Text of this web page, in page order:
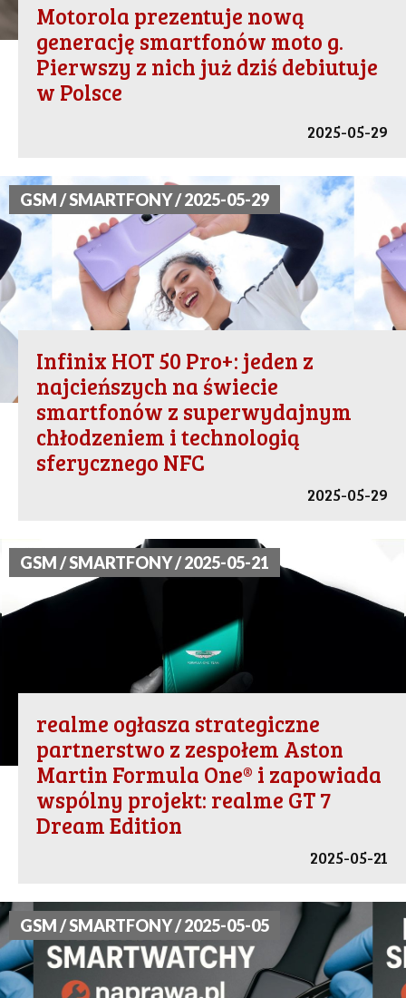
Motorola prezentuje nową
generację smartfonów moto g.
Pierwszy z nich już dziś debiutuje
w Polsce
2025-05-29
GSM / SMARTFONY / 2025-05-29
Infinix HOT 50 Pro+: jeden z
najcieńszych na świecie
smartfonów z superwydajnym
chłodzeniem i technologią
sferycznego NFC
2025-05-29
GSM / SMARTFONY / 2025-05-21
realme ogłasza strategiczne
partnerstwo z zespołem Aston
Martin Formula One® i zapowiada
wspólny projekt: realme GT 7
Dream Edition
2025-05-21
GSM / SMARTFONY / 2025-05-05